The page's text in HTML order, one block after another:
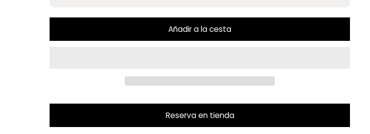
Añadir a la cesta
Reserva en tienda